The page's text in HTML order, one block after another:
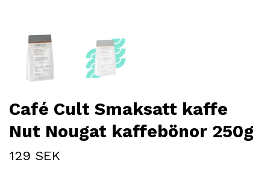
Café Cult Smaksatt kaffe
Nut Nougat kaffebönor 250g
129 SEK